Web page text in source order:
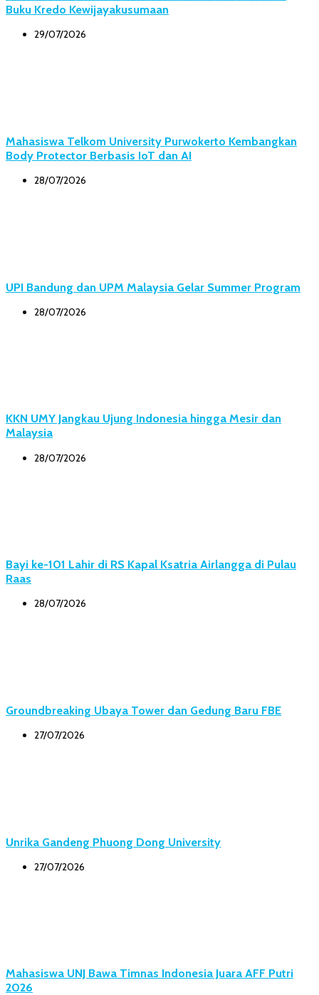
Buku Kredo Kewijayakusumaan
29/07/2026
Mahasiswa Telkom University Purwokerto Kembangkan
Body Protector Berbasis IoT dan AI
28/07/2026
UPI Bandung dan UPM Malaysia Gelar Summer Program
28/07/2026
KKN UMY Jangkau Ujung Indonesia hingga Mesir dan
Malaysia
28/07/2026
Bayi ke-101 Lahir di RS Kapal Ksatria Airlangga di Pulau
Raas
28/07/2026
Groundbreaking Ubaya Tower dan Gedung Baru FBE
27/07/2026
Unrika Gandeng Phuong Dong University
27/07/2026
Mahasiswa UNJ Bawa Timnas Indonesia Juara AFF Putri
2026